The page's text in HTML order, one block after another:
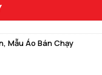
, Mẫu Áo Bán Chạy